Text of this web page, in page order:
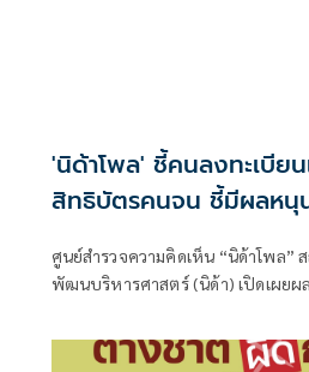
'นิด้าโพล' ชี้คนลงทะเบีย
สิทธิบัตรคนจน ชี้มีผลหนุ
ศูนย์สำรวจความคิดเห็น “นิด้าโพล
พัฒนบริหารศาสตร์ (นิด้า) เปิดเผยผล
2569